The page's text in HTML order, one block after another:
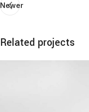
Newer
Related projects